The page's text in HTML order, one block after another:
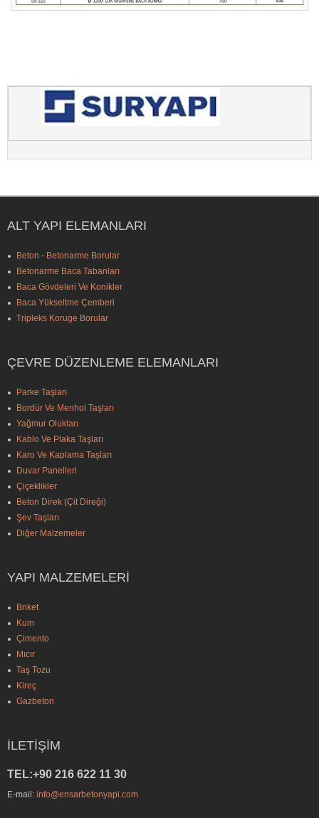
ALT YAPI ELEMANLARI
Beton - Betonarme Borular
Betonarme Baca Tabanları
Baca Gövdeleri Ve Konikler
Baca Yükseltme Çemberi
Tripleks Koruge Borular
ÇEVRE DÜZENLEME ELEMANLARI
Parke Taşları
Bordür Ve Menhol Taşları
Yağmur Olukları
Kablo Ve Plaka Taşları
Karo Ve Kaplama Taşları
Duvar Panelleri
Çiçeklikler
Beton Direk (Çit Direği)
Şev Taşları
Diğer Malzemeler
YAPI MALZEMELERI
Briket
Kum
Çimento
Mıcır
Taş Tozu
Kireç
Gazbeton
İLETIŞIM
TEL:+90 216 622 11 30
E-mail: info@ensarbetonyapi.com